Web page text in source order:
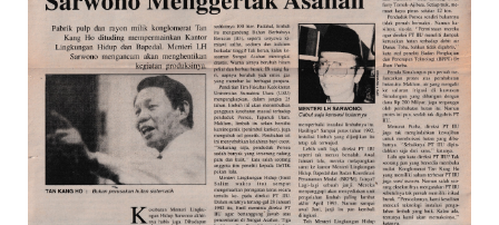
child
menu
Alamat
Rekening
Reseller